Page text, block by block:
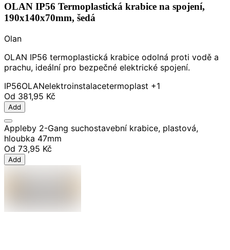
OLAN IP56 Termoplastická krabice na spojení,
190x140x70mm, šedá
Olan
OLAN IP56 termoplastická krabice odolná proti vodě a
prachu, ideální pro bezpečné elektrické spojení.
IP56OLANelektroinstalacetermoplast +1
Od 381,95 Kč
Add
Appleby 2-Gang suchostavební krabice, plastová,
hloubka 47mm
Od 73,95 Kč
Add